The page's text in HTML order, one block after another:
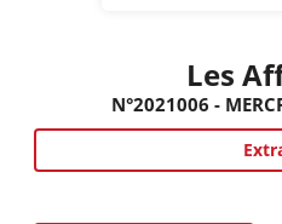
Les
N°2021006 -